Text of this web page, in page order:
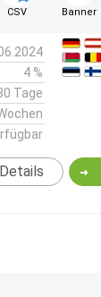
CSV Banner
4 %
Tage
Details